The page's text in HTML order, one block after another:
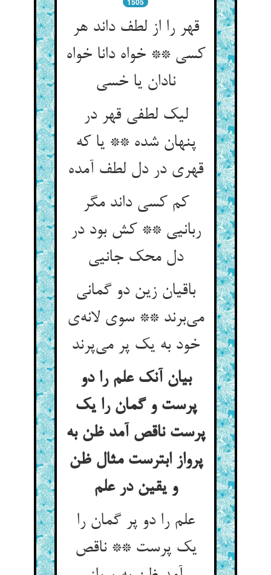
قهر را از لطف داند هر
کسی ** خواه دانا خواه
نادان یا خسی
لیک لطفی قهر در
پنهان شده ** یا که
قهری در دل لطف آمده
کم کسی داند مگر
ربانیی ** کش بود در
دل محک جانیی
باقیان زین دو گمانی
می‌برند ** سوی لانه‌ی
خود به یک پر می‌پرند
بیان آنک علم را دو
پرست و گمان را یک
پرست ناقص آمد ظن به
پرواز ابترست مثال ظن
و یقین در علم
علم را دو پر گمان را
یک پرست ** ناقص